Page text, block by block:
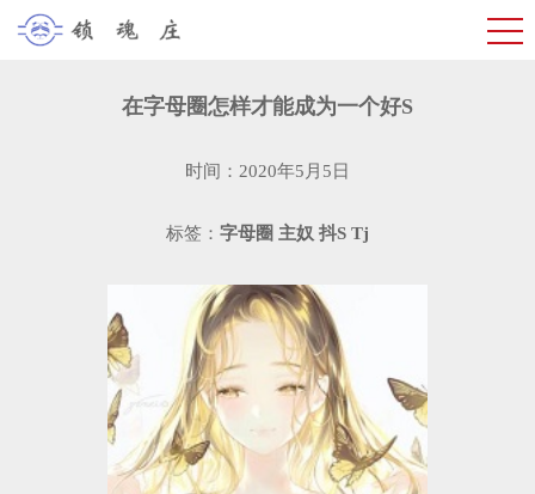
在字母圈怎样才能成为一个好S
时间：2020年5月5日
标签： 字母圈 主奴 抖S Tj